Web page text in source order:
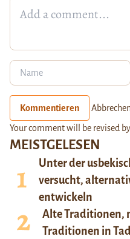
MEISTGELESEN
Unter der
versucht,
entwickeln
Alte Traditionen,
Traditionen in
Kommentieren Abbrechen
Your comment will be revised